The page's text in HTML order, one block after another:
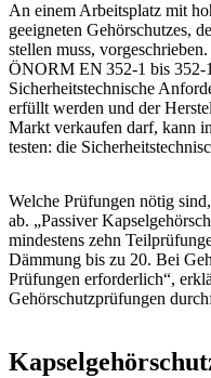
An einem Arbeitsplatz mit
geeigneten Gehörschutzes,
stellen muss,
ÖNORM EN 352-1 bis 352-
Sicherheitstechnische
erfüllt werden und der
Markt verkaufen darf, kann
testen: die
Welche Prüfungen nötig
ab. „Passiver
mindestens zehn
Dämmung bis zu 20. Bei
Prüfungen erforderlich“,
Gehörschutzprüfungen